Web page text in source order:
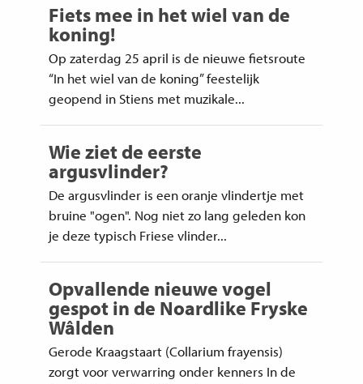
Fiets mee in het wiel van de
koning!
Op zaterdag 25 april is de nieuwe fietsroute
“In het wiel van de koning” feestelijk
geopend in Stiens met muzikale...
Wie ziet de eerste
argusvlinder?
De argusvlinder is een oranje vlindertje met
bruine "ogen". Nog niet zo lang geleden kon
je deze typisch Friese vlinder...
Opvallende nieuwe vogel
gespot in de Noardlike Fryske
Wâlden
Gerode Kraagstaart (Collarium frayensis)
zorgt voor verwarring onder kenners In de